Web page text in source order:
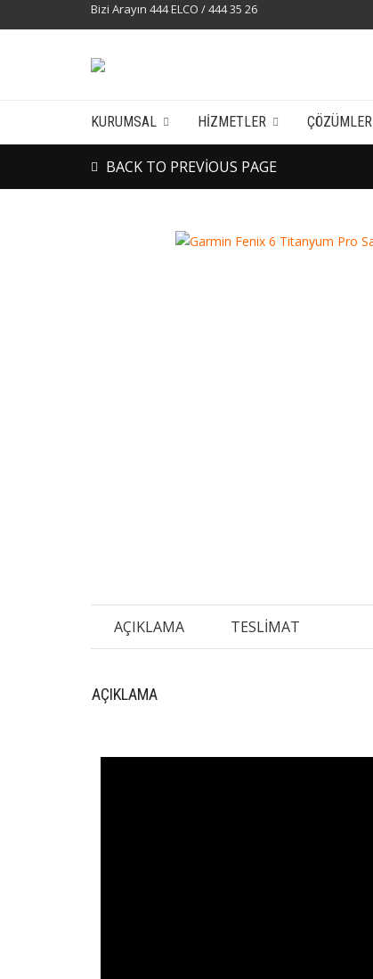
Bizi Arayın 444 ELCO / 444 35 26
KURUMSAL HIZMETLER ÇÖZÜMLER
BACK TO PREVIOUS PAGE
AÇIKLAMA TESLIMAT
AÇIKLAMA